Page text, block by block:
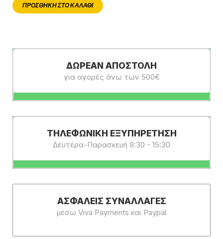
ΠΡΟΣΘΉΚΗ ΣΤΟ ΚΑΛΆΘΙ
ΔΩΡΕΆΝ ΑΠΟΣΤΟΛΉ
για αγορές άνω των 500€
ΤΗΛΕΦΩΝΙΚΗ ΕΞΥΠΗΡΕΤΗΣΗ
Δευτέρα-Παρασκευή 9:30 - 15:30
ΑΣΦΑΛΕΊΣ ΣΥΝΑΛΛΑΓΈΣ
μέσω Viva Payments και Paypal